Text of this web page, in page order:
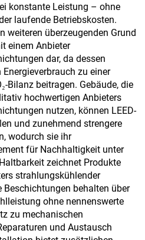
konstante Leistung – ohne
laufende Betriebskosten.
weiteren überzeugenden Grund
einem Anbieter
dar, da dessen
zu einer
Bilanz beitragen. Gebäude, die
hochwertigen Anbieters
nutzen, können LEED-
und zunehmend strengere
wodurch sie ihr
für Nachhaltigkeit unter
zeichnet Produkte
strahlungskühlender
Beschichtungen behalten über
ohne nennenswerte
zu mechanischen
und Austausch